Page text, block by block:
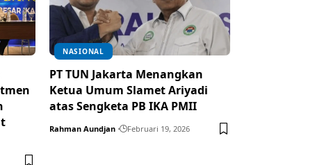
NASIONAL
PT TUN Jakarta Menangkan
Ketua Umum Slamet Ariyadi
atas Sengketa PB IKA PMII
Rahman Aundjan Februari 19, 2026